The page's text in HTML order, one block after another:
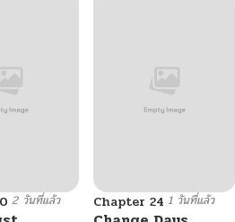
2 วันที่แล้ว Chapter 24 1 วันที่แล้ว